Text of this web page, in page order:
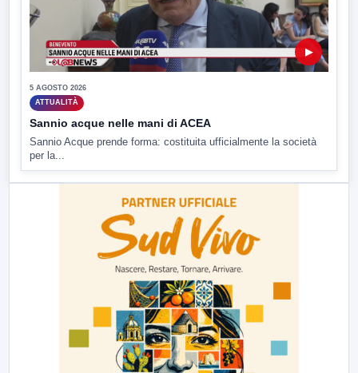
▶
5 AGOSTO 2026
ATTUALITÀ
Sannio acque nelle mani di ACEA
Sannio Acque prende forma: costituita ufficialmente la società
per la...